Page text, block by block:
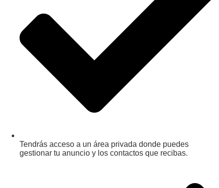
Tendrás acceso a un área privada donde puedes
gestionar tu anuncio y los contactos que recibas.